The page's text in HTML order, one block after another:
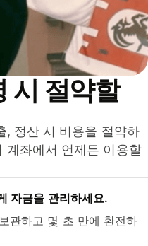
시 절약할
, 정산 시 비용을 절약하
계좌에서 언제든 이용할
자금을 관리하세요.
관하고 몇 초 만에 환전하